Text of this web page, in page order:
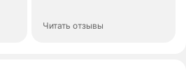
Читать отзывы